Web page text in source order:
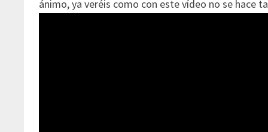
ánimo, ya veréis como con este vídeo no se hace